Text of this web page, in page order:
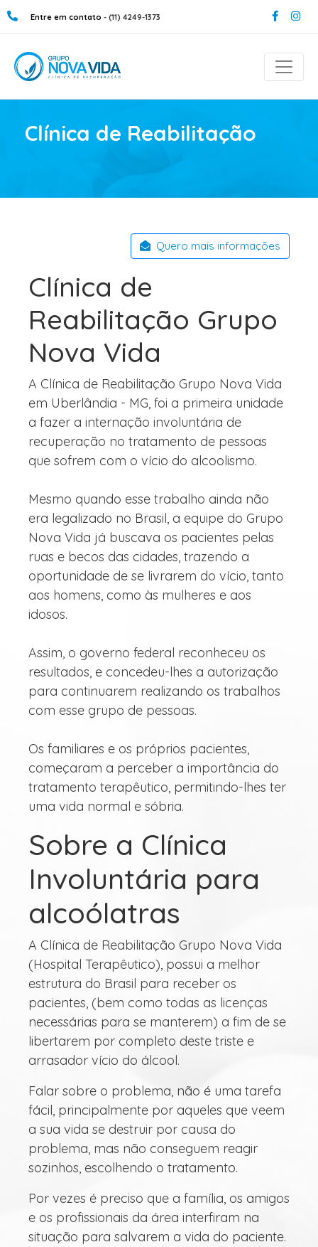
Entre em contato - (11) 4249-1373
Clínica de Reabilitação
Quero mais informações
Clínica de
Reabilitação Grupo
Nova Vida
A Clínica de Reabilitação Grupo Nova Vida
em Uberlândia - MG, foi a primeira unidade
a fazer a internação involuntária de
recuperação no tratamento de pessoas
que sofrem com o vício do alcoolismo.
Mesmo quando esse trabalho ainda não
era legalizado no Brasil, a equipe do Grupo
Nova Vida já buscava os pacientes pelas
ruas e becos das cidades, trazendo a
oportunidade de se livrarem do vício, tanto
aos homens, como às mulheres e aos
idosos.
Assim, o governo federal reconheceu os
resultados, e concedeu-lhes a autorização
para continuarem realizando os trabalhos
com esse grupo de pessoas.
Os familiares e os próprios pacientes,
começaram a perceber a importância do
tratamento terapêutico, permitindo-lhes ter
uma vida normal e sóbria.
Sobre a Clínica
Involuntária para
alcoólatras
A Clínica de Reabilitação Grupo Nova Vida
(Hospital Terapêutico), possui a melhor
estrutura do Brasil para receber os
pacientes, (bem como todas as licenças
necessárias para se manterem) a fim de se
libertarem por completo deste triste e
arrasador vício do álcool.
Falar sobre o problema, não é uma tarefa
fácil, principalmente por aqueles que veem
a sua vida se destruir por causa do
problema, mas não conseguem reagir
sozinhos, escolhendo o tratamento.
Por vezes é preciso que a família, os amigos
e os profissionais da área interfiram na
situação para salvarem a vida do paciente.